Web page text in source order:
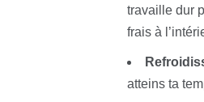
travaille dur
frais à
atteins ta